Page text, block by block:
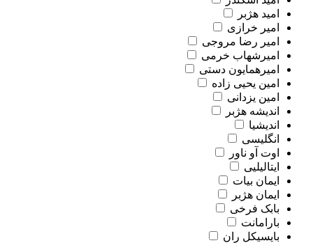
امید هژبر
امیر خرازی
امیر رضا مروجی
امیرشهاب خرمی
امیرهمایون دستی
امین یحیی زاده
امین یزدانی
اندیشه هژبر
اندیشیا
انگلیسی
اوت آو ناور
ایتالیلیی
ایمان بیات
ایمان هژبر
بابک فرخی
بارامانت
بایسیکل ران